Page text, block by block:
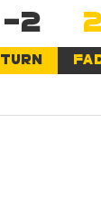
-2
TURN